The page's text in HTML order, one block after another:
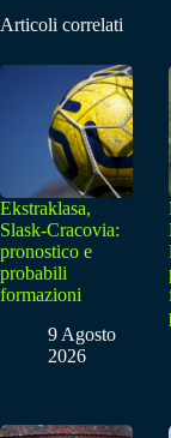
Articoli correlati
Ekstraklasa,
Slask-Cracovia:
pronostico e
probabili
formazioni
9 Agosto
2026